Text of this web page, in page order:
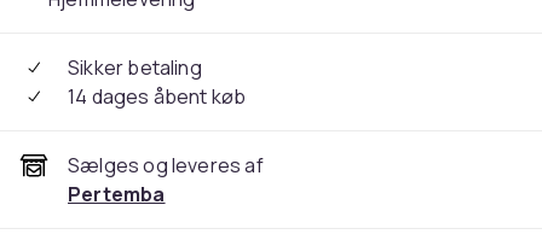
Sikker betaling
14 dages åbent køb
Sælges og leveres af
Pertemba